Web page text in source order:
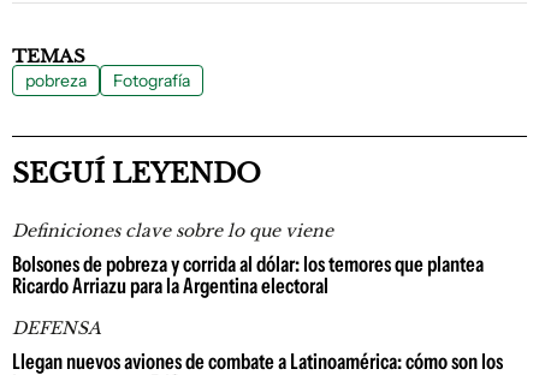
TEMAS
pobreza Fotografía
SEGUÍ LEYENDO
Definiciones clave sobre lo que viene
Bolsones de pobreza y corrida al dólar: los temores que plantea
Ricardo Arriazu para la Argentina electoral
DEFENSA
Llegan nuevos aviones de combate a Latinoamérica: cómo son los